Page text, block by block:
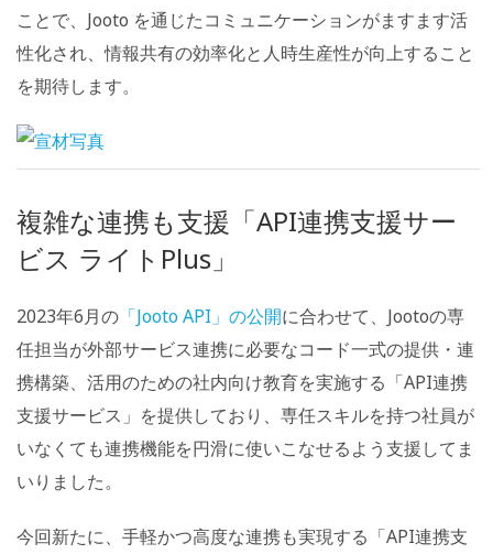
ことで、Jooto を通じたコミュニケーションがますます活
性化され、情報共有の効率化と人時生産性が向上すること
を期待します。
複雑な連携も支援「API連携支援サー
ビス ライトPlus」
2023年6月の 「Jooto API」の公開に合わせて、Jootoの専
任担当が外部サービス連携に必要なコード一式の提供・連
携構築、活用のための社内向け教育を実施する「API連携
支援サービス」を提供しており、専任スキルを持つ社員が
いなくても連携機能を円滑に使いこなせるよう支援してま
いりました。
今回新たに、手軽かつ高度な連携も実現する「API連携支